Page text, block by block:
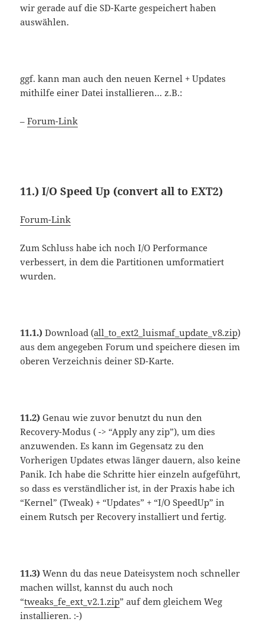
wir gerade auf die SD-Karte gespeichert haben
auswählen.
ggf. kann man auch den neuen Kernel + Updates
mithilfe einer Datei installieren… z.B.:
–Forum-Link
11.) I/O Speed Up (convert all to EXT2)
Forum-Link
Zum Schluss habe ich noch I/O Performance
verbessert, in dem die Partitionen umformatiert
wurden.
11.1.)Download (all_to_ext2_luismaf_update_v8.zip)
aus dem angegeben Forum und speichere diesen im
oberen Verzeichnis deiner SD-Karte.
11.2)Genau wie zuvor benutzt du nun den
Recovery-Modus ( -> “Apply any zip”), um dies
anzuwenden. Es kann im Gegensatz zu den
Vorherigen Updates etwas länger dauern, also keine
Panik. Ich habe die Schritte hier einzeln aufgeführt,
so dass es verständlicher ist, in der Praxis habe ich
“Kernel” (Tweak) + “Updates” + “I/O SpeedUp” in
einem Rutsch per Recovery installiert und fertig.
11.3) Wenn du das neue Dateisystem noch schneller
machen willst, kannst du auch noch
“tweaks_fe_ext_v2.1.zip” auf dem gleichem Weg
installieren. :-)